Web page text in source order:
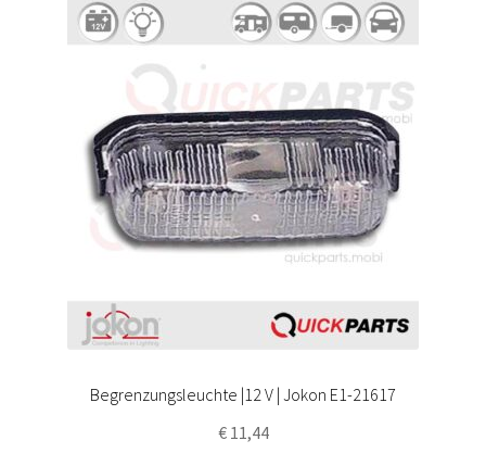
Begrenzungsleuchte |12 V | Jokon E1-21617
€11,44